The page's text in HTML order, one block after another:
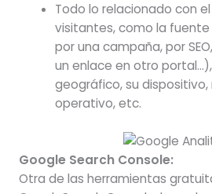
Todo lo relacionado con
visitantes, como la
por una campaña, por
un enlace en otro
geográfico, su
operativo, etc.
Google Search Console:
Otra de las herramientas